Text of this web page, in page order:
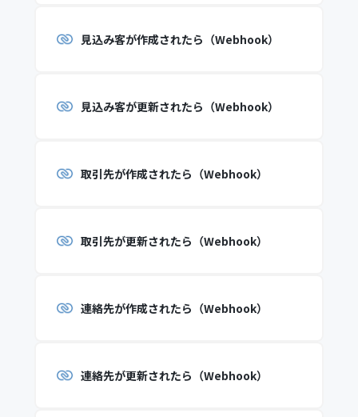
見込み客が作成されたら（Webhook）
見込み客が更新されたら（Webhook）
取引先が作成されたら（Webhook）
取引先が更新されたら（Webhook）
連絡先が作成されたら（Webhook）
連絡先が更新されたら（Webhook）